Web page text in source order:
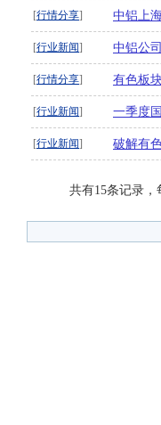
[行情分享] 中铝上
[行业新闻] 中铝公
[行情分享] 有色板
[行业新闻] 一季度
[行业新闻] 破解有
共有15条记录，